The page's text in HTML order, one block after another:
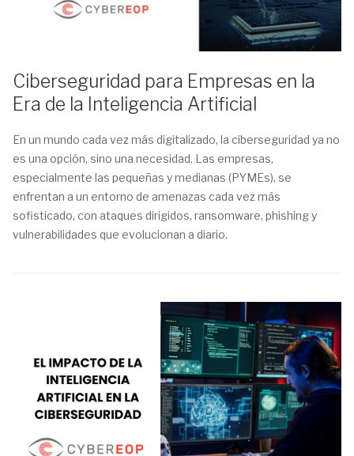
Ciberseguridad para Empresas en la
Era de la Inteligencia Artificial
En un mundo cada vez más digitalizado, la ciberseguridad ya no
es una opción, sino una necesidad. Las empresas,
especialmente las pequeñas y medianas (PYMEs), se
enfrentan a un entorno de amenazas cada vez más
sofisticado, con ataques dirigidos, ransomware, phishing y
vulnerabilidades que evolucionan a diario.